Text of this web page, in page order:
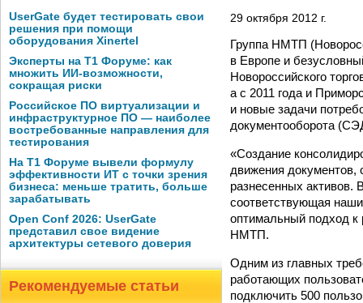
UserGate будет тестировать свои
решения при помощи
оборудования Xinertel
Эксперты на Т1 Форуме: как
множить ИИ-возможности,
сокращая риски
Российское ПО виртуализации и
инфраструктурное ПО — наиболее
востребованные направления для
тестирования
На Т1 Форуме вывели формулу
эффективности ИТ с точки зрения
бизнеса: меньше тратить, больше
зарабатывать
Open Conf 2026: UserGate
представил свое видение
архитектуры сетевого доверия
Рекомендуемые статьи
29 октября 2012 г.
Группа НМТП
в Европе и
Новороссийского
а с 2011 года и
и новые задачи
документооборота
«Создание
движения документов,
разнесенных активов.
соответствующая
оптимальный подход к
НМТП.
Одним из главных
работающих
подключить 500